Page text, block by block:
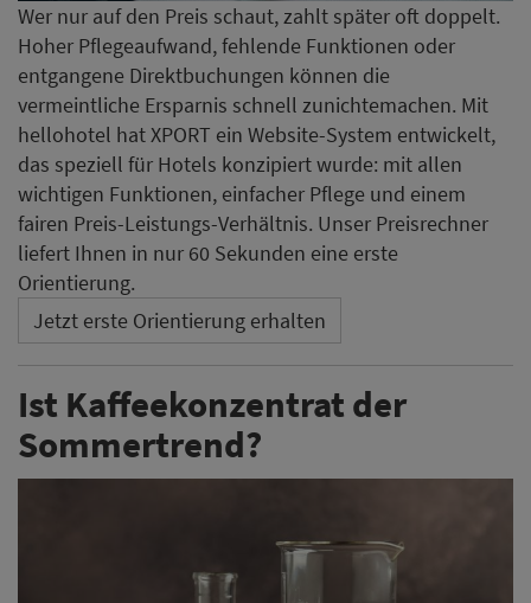
Wer nur auf den Preis schaut, zahlt später oft doppelt.
Hoher Pflegeaufwand, fehlende Funktionen oder
entgangene Direktbuchungen können die
vermeintliche Ersparnis schnell zunichtemachen. Mit
hellohotel hat XPORT ein Website-System entwickelt,
das speziell für Hotels konzipiert wurde: mit allen
wichtigen Funktionen, einfacher Pflege und einem
fairen Preis-Leistungs-Verhältnis. Unser Preisrechner
liefert Ihnen in nur 60 Sekunden eine erste
Orientierung.
Jetzt erste Orientierung erhalten
Ist Kaffeekonzentrat der
Sommertrend?